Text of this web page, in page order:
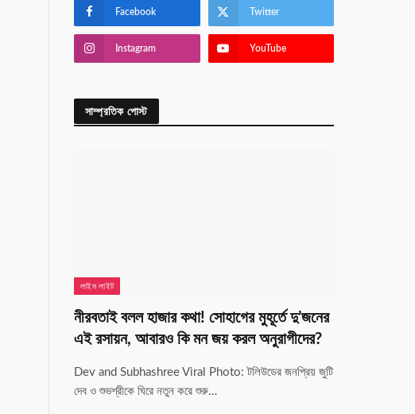
Facebook Twitter
Instagram YouTube
সাম্প্রতিক পোস্ট
লাইম লাইট
নীরবতাই বলল হাজার কথা! সোহাগের মুহূর্তে দু’জনের
এই রসায়ন, আবারও কি মন জয় করল অনুরাগীদের?
Dev and Subhashree Viral Photo: টলিউডের জনপ্রিয় জুটি
দেব ও শুভশ্রীকে ঘিরে নতুন করে শুরু…